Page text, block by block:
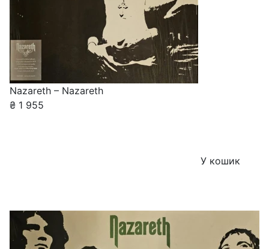
Nazareth – Nazareth
₴ 1 955
У кошик